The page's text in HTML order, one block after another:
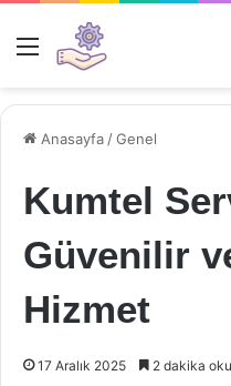
Menü
Anasayfa /Genel
Kumtel
Güvenilir
Hizmet
17 Aralık 2025 2 dakika